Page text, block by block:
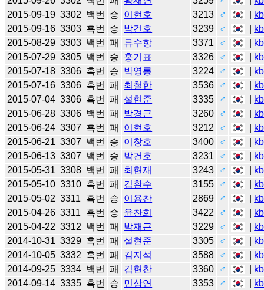
2015-09-19 3302 백번 승 이현호 3213 ♂
2015-09-16 3303 흑번 승 박건호 3239 ♂
2015-08-29 3303 백번 패 류수항 3371 ♂
2015-07-29 3305 백번 승 홍기표 3326 ♂
2015-07-18 3306 흑번 승 박영롱 3224 ♂
2015-07-16 3306 흑번 패 최철한 3536 ♂
2015-07-04 3306 흑번 패 설현준 3335 ♂
2015-06-28 3306 백번 패 박경근 3260 ♂
2015-06-24 3307 흑번 패 이현호 3212 ♂
2015-06-21 3307 백번 승 이창호 3400 ♂
2015-06-13 3307 백번 승 박건호 3231 ♂
2015-05-31 3308 백번 패 최현재 3243 ♂
2015-05-10 3310 흑번 패 김환수 3155 ♂
2015-05-02 3311 흑번 승 이용찬 2869 ♂
2015-04-26 3311 흑번 승 윤찬희 3422 ♂
2015-04-22 3312 백번 패 박재근 3229 ♂
2014-10-31 3329 흑번 패 설현준 3305 ♂
2014-10-05 3332 흑번 패 김지석 3588 ♂
2014-09-25 3334 백번 패 김현찬 3360 ♂
2014-09-14 3335 흑번 승 민상연 3353 ♂